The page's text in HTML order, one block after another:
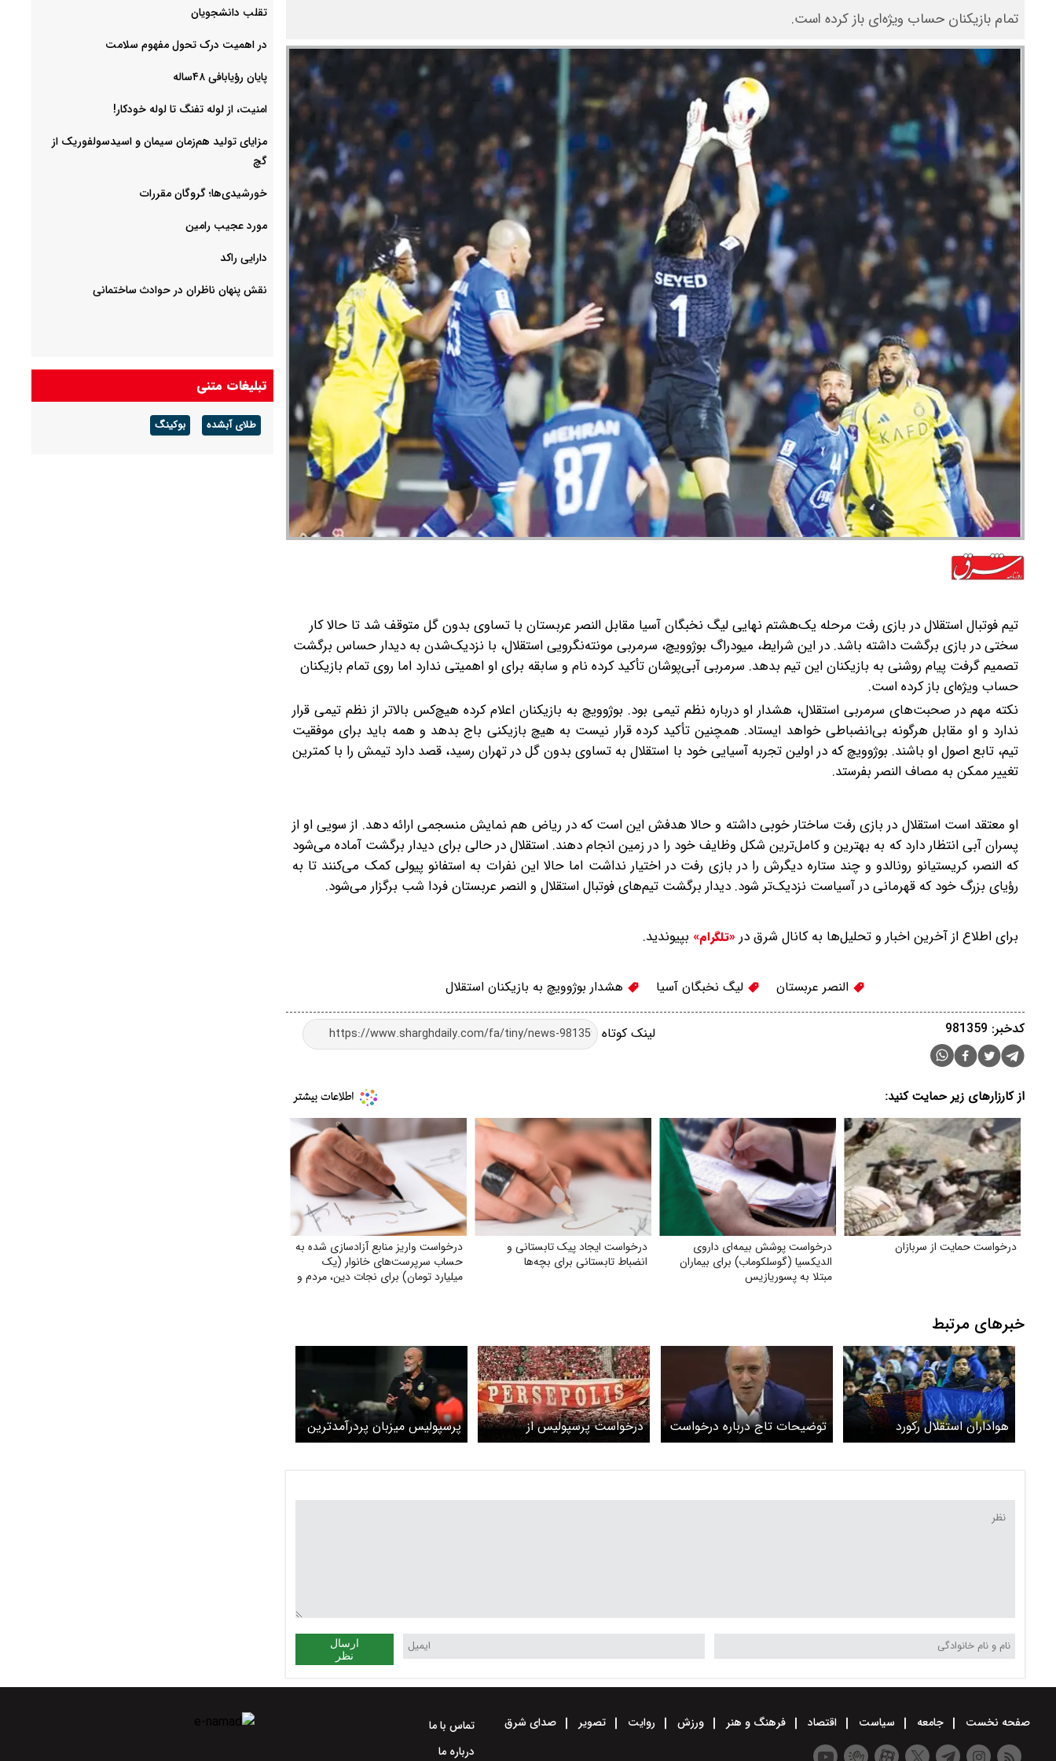
تمام بازیکنان حساب ویژه‌ای باز کرده است.
تیم فوتبال استقلال در بازی رفت مرحله یک‌هشتم نهایی لیگ نخبگان آسیا مقابل النصر عربستان با تساوی بدون گل متوقف شد تا حالا کار
سختی در بازی برگشت داشته باشد. در این شرایط، میودراگ بوژوویچ، سرمربی مونته‌نگرویی استقلال، با نزدیک‌شدن به دیدار حساس برگشت
تصمیم گرفت پیام روشنی به بازیکنان این تیم بدهد. سرمربی آبی‌پوشان تأکید کرده‌ نام و سابقه برای او اهمیتی ندارد اما روی تمام بازیکنان
حساب ویژه‌ای باز کرده است.
نکته مهم در صحبت‌های سرمربی استقلال، هشدار او درباره نظم تیمی بود. بوژوویچ به بازیکنان اعلام کرده‌ هیچ‌کس بالاتر از نظم تیمی قرار
ندارد و او مقابل هرگونه بی‌انضباطی خواهد ایستاد. همچنین تأکید کرده‌ قرار نیست به هیچ بازیکنی باج بدهد و همه باید برای موفقیت
تیم، تابع اصول او باشند. بوژوویچ که در اولین تجربه آسیایی خود با استقلال به تساوی بدون گل در تهران رسید، قصد دارد تیمش را با کمترین
تغییر ممکن به مصاف النصر بفرستد.
او معتقد است‌ استقلال در بازی رفت ساختار خوبی داشته و حالا هدفش این است که در ریاض هم نمایش منسجمی ارائه دهد. از سویی او از
پسران آبی انتظار دارد که به بهترین و کامل‌ترین شکل وظایف خود را در زمین انجام دهند. استقلال در حالی برای دیدار برگشت آماده می‌شود
که النصر، کریستیانو رونالدو و چند ستاره دیگرش را در بازی رفت در اختیار نداشت اما حالا این نفرات به استفانو پیولی کمک می‌کنند تا به
رؤیای بزرگ خود که قهرمانی در آسیا‌ست‌ نزدیک‌تر شود. دیدار برگشت تیم‌های فوتبال استقلال و النصر عربستان فردا شب برگزار می‌شود.
برای اطلاع از آخرین اخبار و تحلیل‌ها به کانال شرق در «تلگرام» بپیوندید.
النصر عربستان لیگ نخبگان آسیا هشدار بوژوویچ به بازیکنان استقلال
لینک کوتاه کدخبر: 981359
از کارزارهای زیر حمایت کنید:
درخواست حمایت از سربازان
درخواست پوشش بیمه‌ای داروی
الدیکسیا (گوسلکوماب) برای بیماران
مبتلا به پسوریازیس
درخواست ایجاد پیک تابستانی و
انضباط تابستانی برای بچه‌ها
درخواست واریز منابع آزادسازی شده به
حساب سرپرست‌های خانوار (یک
میلیارد تومان) برای نجات دین، مردم و
خبرهای مرتبط
هواداران استقلال رکورد
شکستند
توضیحات تاج درباره درخواست
النصر برای بازی با استقلال در
درخواست پرسپولیس از
تماشاچیان بازی با النصر
پرسپولیس میزبان پردرآمدترین
مربی تاریخ لیگ عربستان
ارسال
نظر
‌تقلب دانشجویان
در اهمیت درک تحول مفهوم سلامت
پایان رؤیابافی ۴۸ساله
امنیت، از لوله تفنگ تا ‌لوله خودکار!
مزایای تولید هم‌زمان سیمان و اسیدسولفوریک از
گچ
خورشیدی‌ها؛ گروگان مقررات
مورد عجیب رامین
دارایی راکد
نقش پنهان ناظران در حوادث ساختمانی
تبلیغات متنی
طلای آبشده بوکینگ
صفحه نخست جامعه سیاست اقتصاد فرهنگ و هنر ورزش روایت تصویر صدای شرق
تماس با ما
درباره ما